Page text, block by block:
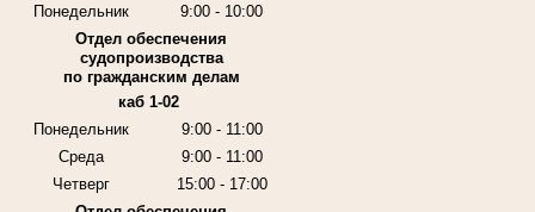
Понедельник
9:00 - 10:00
Отдел обеспечения
судопроизводства
по гражданским делам
каб 1-02
Понедельник
9:00 - 11:00
Среда
9:00 - 11:00
Четверг
15:00 - 17:00